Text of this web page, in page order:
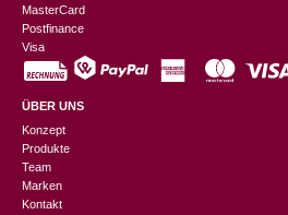
MasterCard
Postfinance
Visa
ÜBER UNS
Konzept
Produkte
Team
Marken
Kontakt